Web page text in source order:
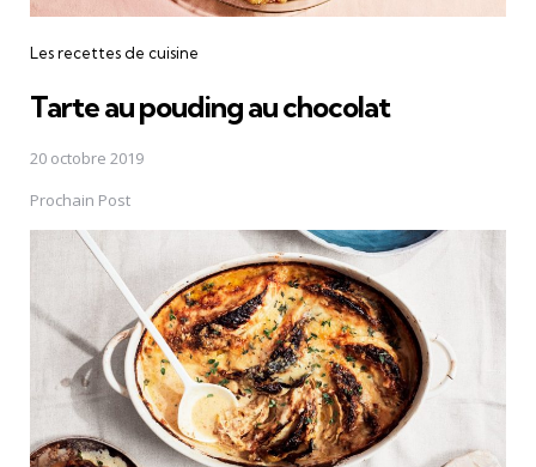
Les recettes de cuisine
Tarte au pouding au chocolat
20 octobre 2019
Prochain Post